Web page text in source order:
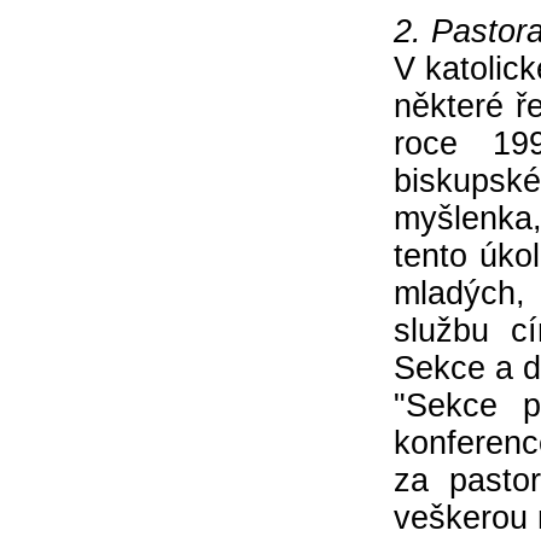
2.
V
některé
roce
tento
službu
Sekce a
"Sekce
za
veškerou